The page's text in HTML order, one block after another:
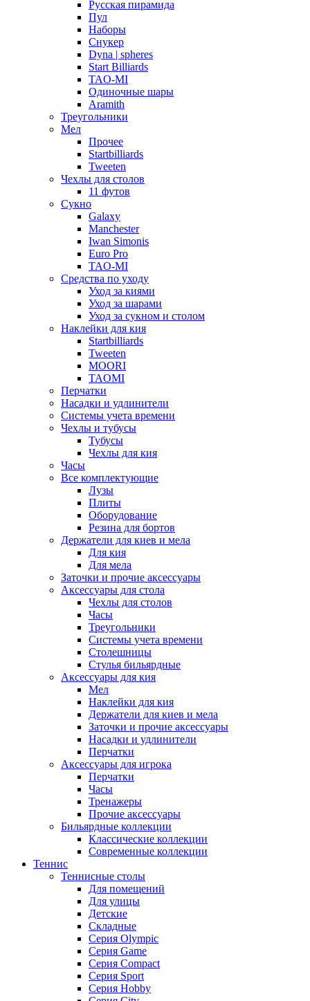
Русская пирамида
Пул
Наборы
Снукер
Dyna | spheres
Start Billiards
TAO-MI
Одиночные шары
Aramith
Треугольники
Мел
Прочее
Startbilliards
Tweeten
Чехлы для столов
11 футов
Сукно
Galaxy
Manchester
Iwan Simonis
Euro Pro
TAO-MI
Средства по уходу
Уход за киями
Уход за шарами
Уход за сукном и столом
Наклейки для кия
Startbilliards
Tweeten
MOORI
TAOMI
Перчатки
Насадки и удлинители
Системы учета времени
Чехлы и тубусы
Тубусы
Чехлы для кия
Часы
Все комплектующие
Лузы
Плиты
Оборудование
Резина для бортов
Держатели для киев и мела
Для кия
Для мела
Заточки и прочие аксессуары
Аксессуары для стола
Чехлы для столов
Часы
Треугольники
Системы учета времени
Столешницы
Стулья бильярдные
Аксессуары для кия
Мел
Наклейки для кия
Держатели для киев и мела
Заточки и прочие аксессуары
Насадки и удлинители
Перчатки
Аксессуары для игрока
Перчатки
Часы
Тренажеры
Прочие аксессуары
Бильярдные коллекции
Классические коллекции
Современные коллекции
Теннис
Теннисные столы
Для помещений
Для улицы
Детские
Складные
Серия Olympic
Серия Game
Серия Compact
Серия Sport
Серия Hobby